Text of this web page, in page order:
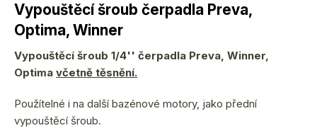
Vypouštěcí šroub čerpadla Preva,
Optima, Winner
produktu
je
0,0
z
hvězdiček.
Vypouštěcí šroub 1/4'' čerpadla Preva, Winner,
Optima včetně těsnění.
Použítelné i na další bazénové motory, jako přední
vypouštěcí šroub.